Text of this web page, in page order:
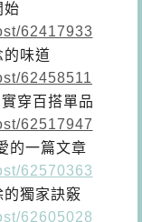
始
62417933
的味道
62458511
穿百搭單品
62517947
的一篇文章
62570363
獨家訣竅
62605028